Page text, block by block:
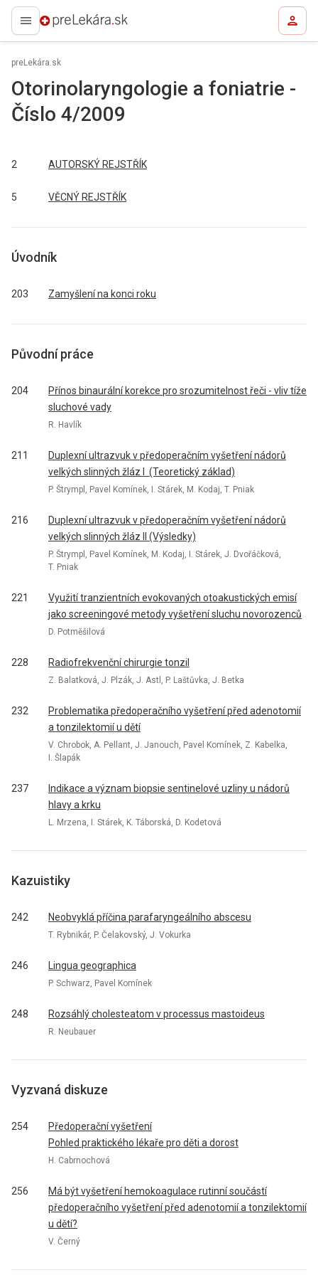
preLekára.sk
preLekára.sk
Otorinolaryngologie a foniatrie -
Číslo 4/2009
2 AUTORSKÝ REJSTŘÍK
5 VĚCNÝ REJSTŘÍK
Úvodník
203 Zamyšlení na konci roku
Původní práce
204
Přínos binaurální korekce pro srozumitelnost řeči - vliv tíže
sluchové vady
R. Havlík
211
Duplexní ultrazvuk v předoperačním vyšetření nádorů
velkých slinných žláz I (Teoretický základ)
P. Štrympl, Pavel Komínek, I. Stárek, M. Kodaj, T. Pniak
216
Duplexní ultrazvuk v předoperačním vyšetření nádorů
velkých slinných žláz II (Výsledky)
P. Štrympl, Pavel Komínek, M. Kodaj, I. Stárek, J. Dvořáčková,
T. Pniak
221
Využití tranzientních evokovaných otoakustických emisí
jako screeningové metody vyšetření sluchu novorozenců
D. Potměšilová
228 Radiofrekvenční chirurgie tonzil
Z. Balatková, J. Plzák, J. Astl, P. Laštůvka, J. Betka
232
Problematika předoperačního vyšetření před adenotomií
a tonzilektomií u dětí
V. Chrobok, A. Pellant, J. Janouch, Pavel Komínek, Z. Kabelka,
I. Šlapák
237
Indikace a význam biopsie sentinelové uzliny u nádorů
hlavy a krku
L. Mrzena, I. Stárek, K. Táborská, D. Kodetová
Kazuistiky
242 Neobvyklá příčina parafaryngeálního abscesu
T. Rybnikár, P. Čelakovský, J. Vokurka
246 Lingua geographica
P. Schwarz, Pavel Komínek
248 Rozsáhlý cholesteatom v processus mastoideus
R. Neubauer
Vyzvaná diskuze
254
Předoperační vyšetření
Pohled praktického lékaře pro děti a dorost
H. Cabrnochová
256
Má být vyšetření hemokoagulace rutinní součástí
předoperačního vyšetření před adenotomií a tonzilektomií
u dětí?
V. Černý